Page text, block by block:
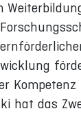
hat das